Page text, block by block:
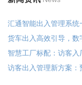
汇通智能出入管理系统
货车出入高效引导，数
智慧工厂标配：访客入
访客出入管理新方案：